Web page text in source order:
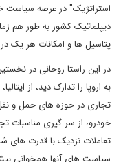
استراتژیک" در عرصه سیاست
دیپلماتیک کشور به طور هم
پتاسیل ها و امکانات هر یک
در این راستا روحانی در
به اروپا را تدارک دید، از
تجاری در حوزه های حمل و
خودرو، از سر گیری مناسبات
تعاملات نزدیک با قدرت
سیاست های آنها همخوانی